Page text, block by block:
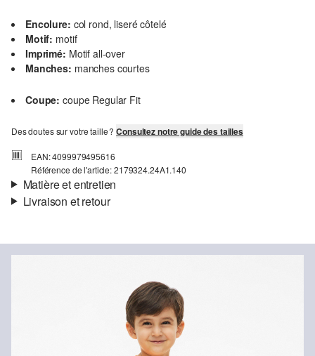
Encolure: col rond, liseré côtelé
Motif: motif
Imprimé: Motif all-over
Manches: manches courtes
Coupe: coupe Regular Fit
Des doutes sur votre taille ?Consultez notre guide des tailles
EAN: 4099979495616
Référence de l'article: 2179324.24A1.140
Matière et entretien
Matière: polyester mélangé
Livraison et retour
Ta commande sera expédiée par bpost dans un délai de 3 à 5
Tu peux nous renvoyer tes articles gratuitement dans un délai de